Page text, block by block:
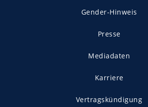
Gender-Hinweis
Presse
Mediadaten
Karriere
Vertragskündigung